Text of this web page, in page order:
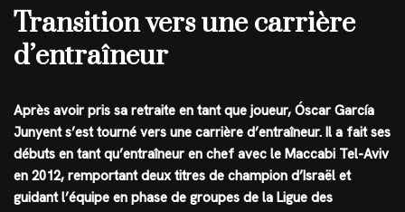
Transition vers une carrière
d’entraîneur
Après avoir pris sa retraite en tant que joueur, Óscar García
Junyent s’est tourné vers une carrière d’entraîneur. Il a fait ses
débuts en tant qu’entraîneur en chef avec le Maccabi Tel-Aviv
en 2012, remportant deux titres de champion d’Israël et
guidant l’équipe en phase de groupes de la Ligue des